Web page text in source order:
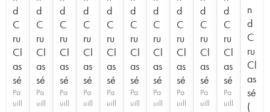
d
C
ru
Cl
as
sé
Pa
uill
d
C
ru
Cl
as
sé
Pa
uill
d
C
ru
Cl
as
sé
Pa
uill
d
C
ru
Cl
as
sé
Pa
uill
d
C
ru
Cl
as
sé
Pa
uill
d
C
ru
Cl
as
sé
Pa
uill
d
C
ru
Cl
as
sé
Pa
uill
d
C
ru
Cl
as
sé
Pa
uill
d
C
ru
Cl
as
sé
Pa
uill
d
C
ru
Cl
as
sé
Pa
uill
n
d
C
ru
Cl
as
sé
(